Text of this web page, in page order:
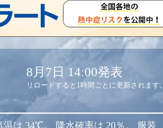
8月7日 14:00発表
リロードすると1時間ごとに更新されます。
温は 34℃。 降水確率は 20％。
服装